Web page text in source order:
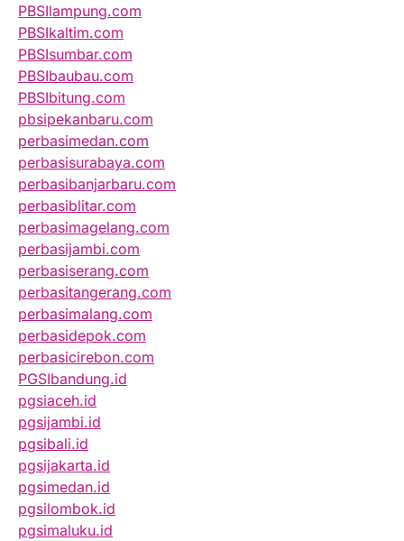
PBSIlampung.com
PBSIkaltim.com
PBSIsumbar.com
PBSIbaubau.com
PBSIbitung.com
pbsipekanbaru.com
perbasimedan.com
perbasisurabaya.com
perbasibanjarbaru.com
perbasiblitar.com
perbasimagelang.com
perbasijambi.com
perbasiserang.com
perbasitangerang.com
perbasimalang.com
perbasidepok.com
perbasicirebon.com
PGSIbandung.id
pgsiaceh.id
pgsijambi.id
pgsibali.id
pgsijakarta.id
pgsimedan.id
pgsilombok.id
pgsimaluku.id